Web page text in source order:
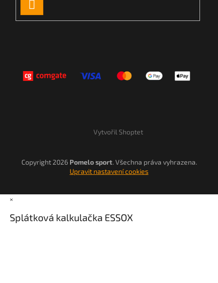
SE
Vytvořil Shoptet
Copyright 2026 Pomelo sport. Všechna práva vyhrazena.
Upravit nastavení cookies
×
Splátková kalkulačka ESSOX